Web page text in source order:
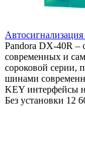
Pandora DX-40R –
современных и
сороковой серии,
шинами
KEY интерфейсы
Без установки 12